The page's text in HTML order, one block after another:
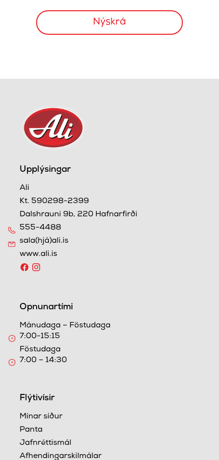
Upplýsingar
Ali
Kt. 590298-2399
Dalshrauni 9b, 220 Hafnarfirði
555-4488
sala(hjá)ali.is
www.ali.is
Opnunartími
Mánudaga – Föstudaga
7:00-15:15
Föstudaga
7:00 – 14:30
Flýtivísir
Mínar síður
Panta
Jafnréttismál
Afhendingarskilmálar